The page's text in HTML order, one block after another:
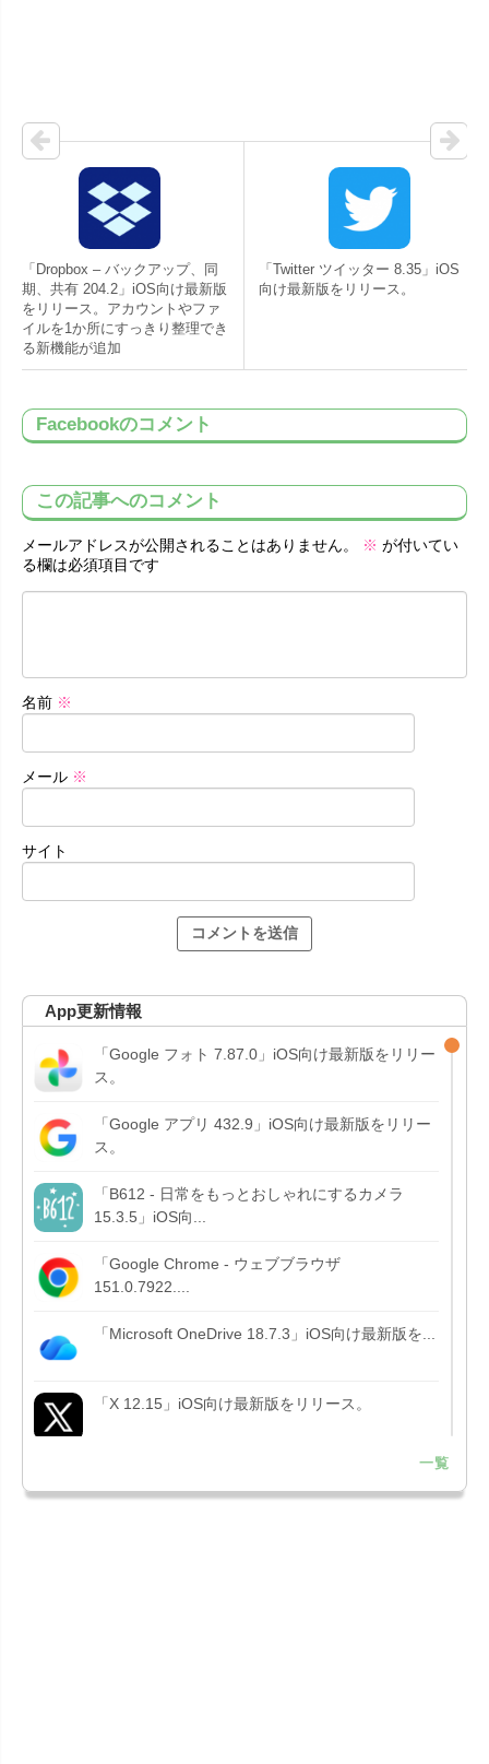
「Dropbox – バックアップ、同
期、共有 204.2」iOS向け最新版
をリリース。アカウントやファ
イルを1か所にすっきり整理でき
る新機能が追加
「Twitter ツイッター 8.35」iOS
向け最新版をリリース。
Facebookのコメント
この記事へのコメント
メールアドレスが公開されることはありません。 ※ が付いてい
る欄は必須項目です
名前 ※
メール ※
サイト
App更新情報
「Google フォト 7.87.0」iOS向け最新版をリリー
ス。
「Google アプリ 432.9」iOS向け最新版をリリー
ス。
「B612 - 日常をもっとおしゃれにするカメラ
15.3.5」iOS向...
「Google Chrome - ウェブブラウザ
151.0.7922....
「Microsoft OneDrive 18.7.3」iOS向け最新版を...
「X 12.15」iOS向け最新版をリリース。
Liguid G...
一覧